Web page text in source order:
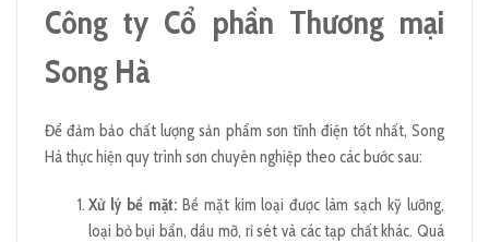
Công ty Cổ phần Thương mại
Song Hà
Để đảm bảo chất lượng sản phẩm sơn tĩnh điện tốt nhất, Song
Hà thực hiện quy trình sơn chuyên nghiệp theo các bước sau:
Xử lý bề mặt:Bề mặt kim loại được làm sạch kỹ lưỡng,
loại bỏ bụi bẩn, dầu mỡ, rỉ sét và các tạp chất khác. Quá